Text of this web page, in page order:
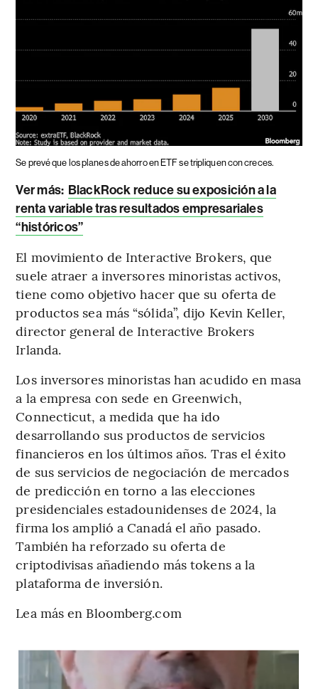
Se prevé que los planes de ahorro en ETF se tripliquen con creces.
Ver más: BlackRock reduce su exposición a la
renta variable tras resultados empresariales
“históricos”
El movimiento de Interactive Brokers, que
suele atraer a inversores minoristas activos,
tiene como objetivo hacer que su oferta de
productos sea más “sólida”, dijo Kevin Keller,
director general de Interactive Brokers
Irlanda.
Los inversores minoristas han acudido en masa
a la empresa con sede en Greenwich,
Connecticut, a medida que ha ido
desarrollando sus productos de servicios
financieros en los últimos años. Tras el éxito
de sus servicios de negociación de mercados
de predicción en torno a las elecciones
presidenciales estadounidenses de 2024, la
firma los amplió a Canadá el año pasado.
También ha reforzado su oferta de
criptodivisas añadiendo más tokens a la
plataforma de inversión.
Lea más en Bloomberg.com